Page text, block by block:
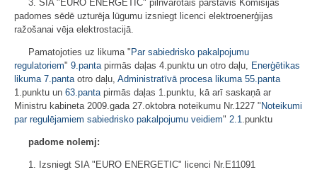
3. SIA "EURO ENERGETIC" pilnvarotais pārstāvis Komisijas
padomes sēdē uzturēja lūgumu izsniegt licenci elektroenerģijas
ražošanai vēja elektrostacijā.
Pamatojoties uz likuma " Par sabiedrisko pakalpojumu
regulatoriem" 9.pantapirmās daļas 4.punktu un otro daļu, Enerģētikas
likuma 7.pantaotro daļu, Administratīvā procesa likuma 55.panta
1.punktu un 63.pantapirmās daļas 1.punktu, kā arī saskaņā ar
Ministru kabineta 2009.gada 27.oktobra noteikumu Nr.1227 " Noteikumi
par regulējamiem sabiedrisko pakalpojumu veidiem" 2.1.punktu
padome nolemj:
1. Izsniegt SIA "EURO ENERGETIC" licenci Nr.E11091